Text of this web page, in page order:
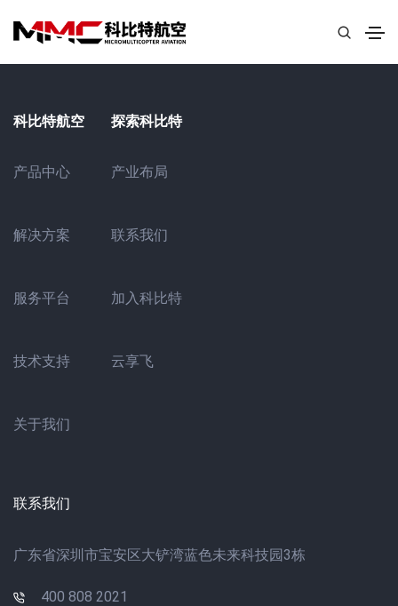
科比特航空
产品中心
解决方案
服务平台
技术支持
关于我们
探索科比特
产业布局
联系我们
加入科比特
云享飞
联系我们
广东省深圳市宝安区大铲湾蓝色未来科技园3栋
400 808 2021